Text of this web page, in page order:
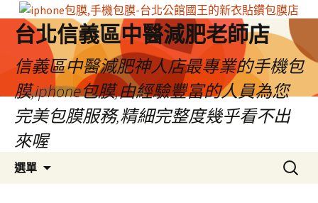
台北信義區中醫減肥老師店
信義區中醫減肥神人店最專業的手機包
膜,iphone包膜,由經驗豐富的人員為您
完美包膜服務,精細完整度幾乎看不出
來喔
選單
搜
尋